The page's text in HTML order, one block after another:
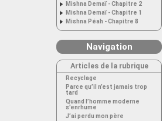
Mishna Demaï - Chapitre 2
Mishna Demaï - Chapitre 1
Mishna Péah - Chapitre 8
Navigation
Articles de la rubrique
Recyclage
Parce qu’il n’est jamais trop
tard
Quand l’homme moderne
s’enrhume
J’ai perdu mon père